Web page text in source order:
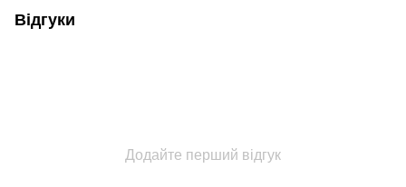
Відгуки
Додайте перший відгук